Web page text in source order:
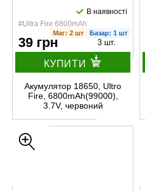
#Ultra Fire 6800mAh
В наявності
Маг: 2 шт Базар: 1 шт
39 грн 3 шт.
КУПИТИ
Акумулятор 18650, Ultro
Fire, 6800mAh(99000),
3.7V, червоний